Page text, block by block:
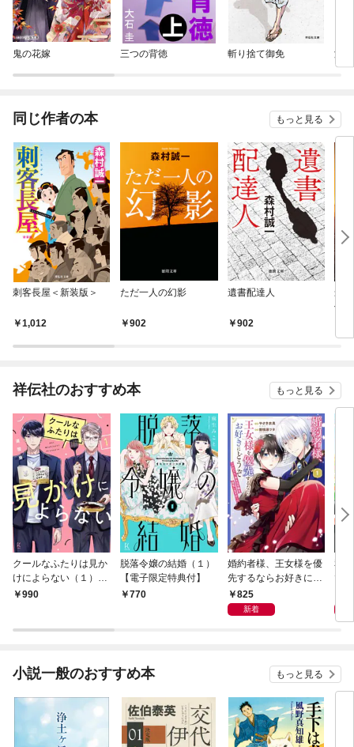
鬼の花嫁 三つの背徳 斬り捨て御免 潜
同じ作者の本 もっと見る
刺客長屋＜新装版＞
1,012
ただ一人の幻影
902
遺書配達人
902
最
傑
祥伝社のおすすめ本 もっと見る
クールなふたりは見か
けによらない（１）
【電子限定特典付】
990
脱落令嬢の結婚（１）
【電子限定特典付】
770
婚約者様、王女様を優
先するならお好きにど
うぞ（※ただし、私も
王子様を優先します
825
新着
私
で
で
小説一般のおすすめ本 もっと見る